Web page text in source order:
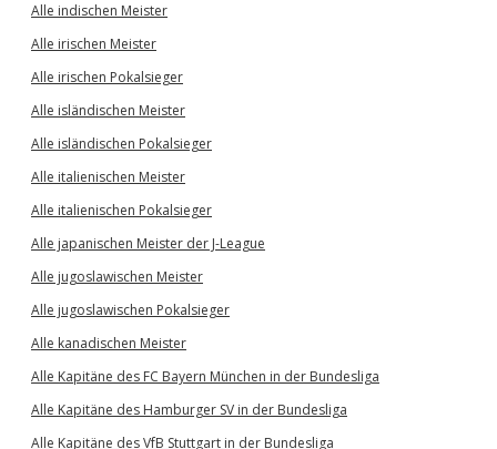
Alle indischen Meister
Alle irischen Meister
Alle irischen Pokalsieger
Alle isländischen Meister
Alle isländischen Pokalsieger
Alle italienischen Meister
Alle italienischen Pokalsieger
Alle japanischen Meister der J-League
Alle jugoslawischen Meister
Alle jugoslawischen Pokalsieger
Alle kanadischen Meister
Alle Kapitäne des FC Bayern München in der Bundesliga
Alle Kapitäne des Hamburger SV in der Bundesliga
Alle Kapitäne des VfB Stuttgart in der Bundesliga